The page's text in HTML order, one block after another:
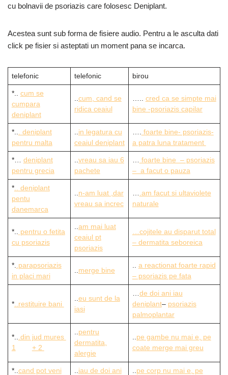
cu bolnavii de psoriazis care folosesc Deniplant.
Acestea sunt sub forma de fisiere audio. Pentru a le asculta dati
click pe fisier si asteptati un moment pana se incarca.
telefonic telefonic birou
*.. cum se
cumpara
deniplant
..cum, cand se
ridica ceaiul
….. cred ca se simpte mai
bine -psoriazis capilar
*... deniplant
pentru malta
..in legatura cu
ceaiul deniplant
…. foarte bine- psoriazis-
a patra luna tratament
*… deniplant
pentru grecia
..vreau sa iau 6
pachete
… foarte bine – psoriazis
– a facut o pauza
*.. deniplant
pentu
danemarca
..n-am luat ,dar
vreau sa increc
… .am facut si ultaviolete
naturale
*.. pentru o fetita
cu psoriazis
..am mai luat
ceaiul pt
psoriazis
…cojitele au disparut total
– dermatita seboreica
*..parapsoriazis
in placi mari
..merge bine
.. a reactionat foarte rapid
– psoriazis pe fata
*..restituire bani
..eu sunt de la
iasi
…de doi ani iau
deniplant– psoriazis
palmoplantar
*...din jud mures
1
+ 2
..pentru
dermatita,
alergie
..pe gambe nu mai e, pe
coate merge mai greu
*..cand pot veni
..iau de doi ani
..pe corp nu mai e, pe